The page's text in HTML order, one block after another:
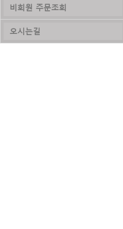
비회원 주문조회
오시는길